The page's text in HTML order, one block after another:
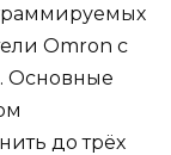
Omron с
Основные
до трёх